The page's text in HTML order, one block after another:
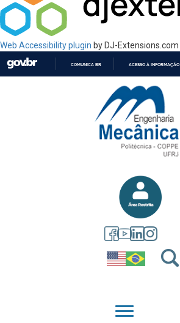
Web Accessibility plugin by DJ-Extensions.com
PARA
CONTEÚDO
COMUNICA BR ACESSO À INFORMAÇÃO
QUEM SOMOS